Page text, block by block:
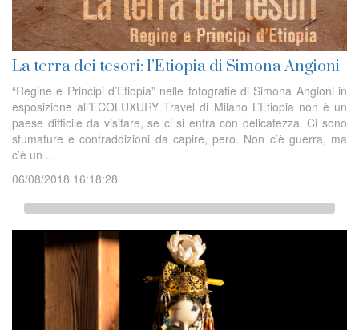
La terra dei tesori: l’Etiopia di Simona Angioni
“Regine e Principi d’Etiopia” nelle fotografie di Simona Angioni in
esposizione all’ECOLUXURY Travel di Milano L’Etiopia non è un
paese difficile da visitare, se ci si entra con delicatezza. Ci sono
sfumature e contraddizioni da capire, però. Non c’è guerra, ma
c’è un ...
06/08/2018 16:18:28